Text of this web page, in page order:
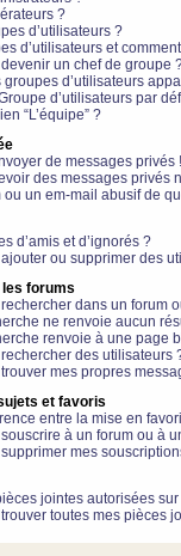
?
d’utilisateurs ?
d’utilisateurs et
un chef de groupe
groupes d’utilisateurs
d’utilisateurs par
“L’équipe” ?
de messages privés !
des messages privés
ou un em-mail abusif de
d’amis et d’ignorés ?
ou supprimer des
forums
dans un forum
ne renvoie aucun
renvoie à une page
des utilisateurs
mes propres
et favoris
entre la mise en
à un forum ou à
mes
jointes autorisées
toutes mes pièces